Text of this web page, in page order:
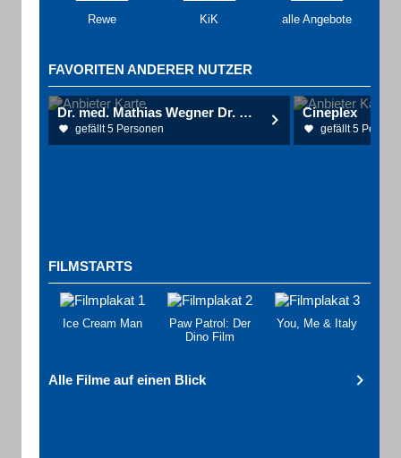
Rewe KiK alle Angebote
FAVORITEN ANDERER NUTZER
Dr. med. Mathias Wegner Dr. med. Anke Heitmeyer-Pyper Gemeinschaftspraxis
gefällt 5 Personen
Cineplex
gefällt 5
FILMSTARTS
Ice Cream Man
Paw Patrol: Der
Dino Film
You, Me & Italy
Alle Filme auf einen Blick